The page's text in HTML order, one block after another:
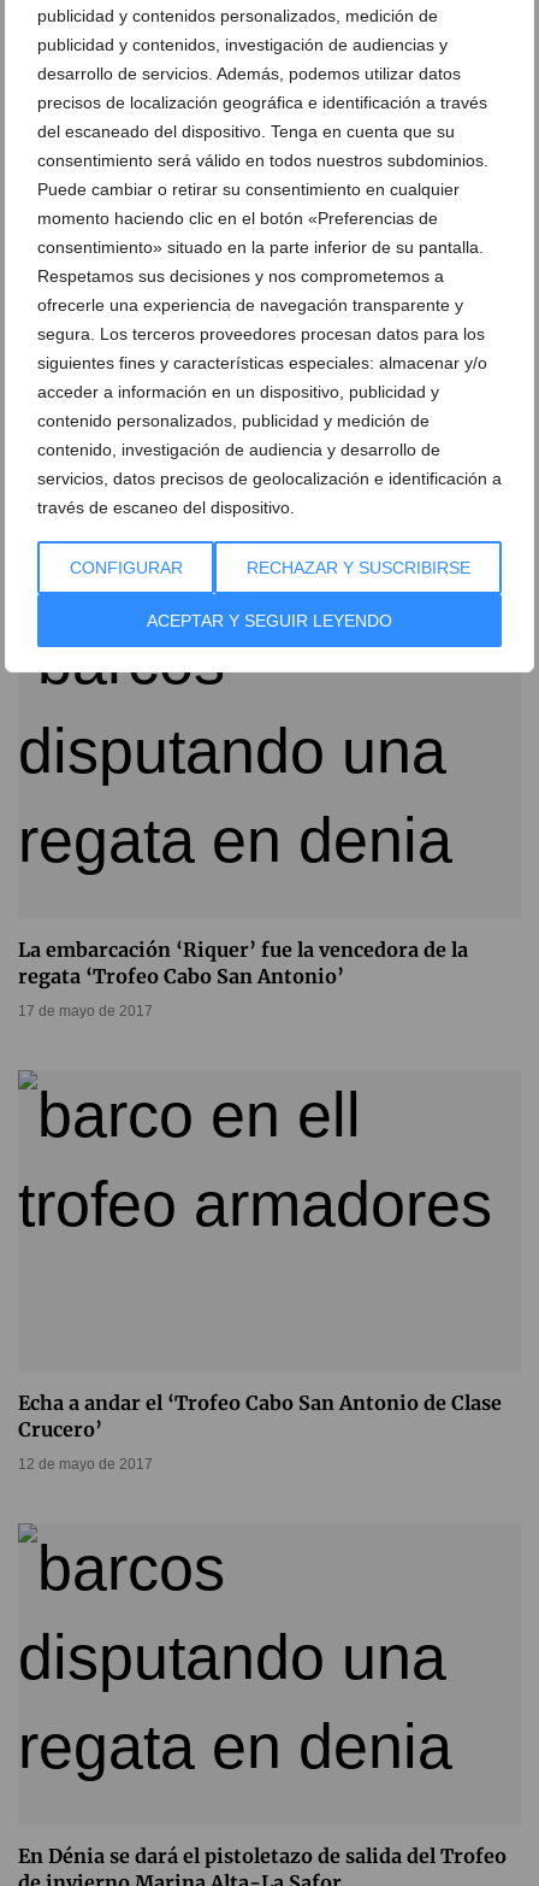
publicidad y contenidos personalizados, medición de
publicidad y contenidos, investigación de audiencias y
desarrollo de servicios. Además, podemos utilizar datos
precisos de localización geográfica e identificación a través
del escaneado del dispositivo. Tenga en cuenta que su
consentimiento será válido en todos nuestros subdominios.
Puede cambiar o retirar su consentimiento en cualquier
momento haciendo clic en el botón «Preferencias de
consentimiento» situado en la parte inferior de su pantalla.
Respetamos sus decisiones y nos comprometemos a
ofrecerle una experiencia de navegación transparente y
segura. Los terceros proveedores procesan datos para los
siguientes fines y características especiales: almacenar y/o
acceder a información en un dispositivo, publicidad y
contenido personalizados, publicidad y medición de
contenido, investigación de audiencia y desarrollo de
servicios, datos precisos de geolocalización e identificación a
través de escaneo del dispositivo.
CONFIGURAR RECHAZAR Y SUSCRIBIRSE
ACEPTAR Y SEGUIR LEYENDO
El barco ‘Cóndor de Javea’ ganador de la ‘XXXI Ruta
de la Sal Versión Dénia’
03 de abril de 2018
La Versión Dénia de la ’31 Ruta de la Sal’ contará
con la participación de 96 embarcaciones
27 de marzo de 2018
La embarcación ‘Riquer’ fue la vencedora de la
regata ‘Trofeo Cabo San Antonio’
17 de mayo de 2017
Echa a andar el ‘Trofeo Cabo San Antonio de Clase
Crucero’
12 de mayo de 2017
En Dénia se dará el pistoletazo de salida del Trofeo